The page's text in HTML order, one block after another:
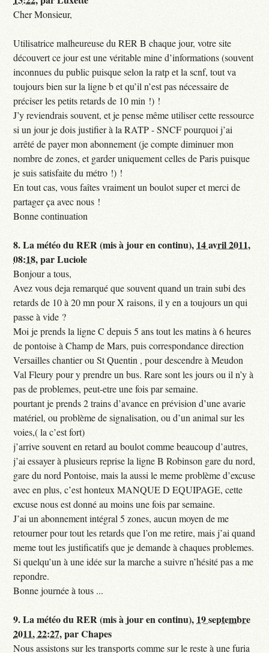
Cher Monsieur,
Utilisatrice malheureuse du RER B chaque jour, votre site
découvert ce jour est une véritable mine d’informations (souvent
inconnues du public puisque selon la ratp et la scnf, tout va
toujours bien sur la ligne b et qu’il n’est pas nécessaire de
préciser les petits retards de 10 min !) !
J’y reviendrais souvent, et je pense même utiliser cette ressource
si un jour je dois justifier à la RATP - SNCF pourquoi j’ai
arrêté de payer mon abonnement (je compte diminuer mon
nombre de zones, et garder uniquement celles de Paris puisque
je suis satisfaite du métro !) !
En tout cas, vous faîtes vraiment un boulot super et merci de
partager ça avec nous !
Bonne continuation
8.La météo du RER (mis à jour en continu), 14 avril 2011,
08:18,parLuciole
Bonjour a tous,
Avez vous deja remarqué que souvent quand un train subi des
retards de 10 à 20 mn pour X raisons, il y en a toujours un qui
passe à vide ?
Moi je prends la ligne C depuis 5 ans tout les matins à 6 heures
de pontoise à Champ de Mars, puis correspondance direction
Versailles chantier ou St Quentin , pour descendre à Meudon
Val Fleury pour y prendre un bus. Rare sont les jours ou il n’y à
pas de problemes, peut-etre une fois par semaine.
pourtant je prends 2 trains d’avance en prévision d’une avarie
matériel, ou problème de signalisation, ou d’un animal sur les
voies,( la c’est fort)
j’arrive souvent en retard au boulot comme beaucoup d’autres,
j’ai essayer à plusieurs reprise la ligne B Robinson gare du nord,
gare du nord Pontoise, mais la aussi le meme problème d’excuse
avec en plus, c’est honteux MANQUE D EQUIPAGE, cette
excuse nous est donné au moins une fois par semaine.
J’ai un abonnement intégral 5 zones, aucun moyen de me
retourner pour tout les retards que l’on me retire, mais j’ai quand
meme tout les justificatifs que je demande à chaques problemes.
Si quelqu’un à une idée sur la marche a suivre n’hésité pas a me
repondre.
Bonne journée à tous ...
9.La météo du RER (mis à jour en continu), 19 septembre
2011, 22:27,parChapes
Nous assistons sur les transports comme sur le reste à une furia